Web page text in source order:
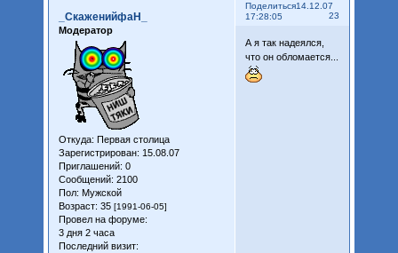
Поделиться
23
14.12.07
17:28:05
_СкаженийфаН_
Модератор
Откуда: Первая столица
Зарегистрирован: 15.08.07
Приглашений: 0
Сообщений: 2100
Пол: Мужской
Возраст: 35 [1991-06-05]
Провел на форуме:
3 дня 2 часа
Последний визит:
А я так надеялся,
что он обломается...